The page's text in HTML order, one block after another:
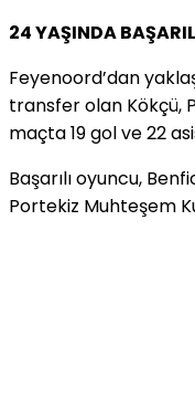
24 YAŞINDA
Feyenoord’dan
transfer olan Kökçü,
maçta 19 gol ve 22
Başarılı oyuncu,
Portekiz Muhteşem